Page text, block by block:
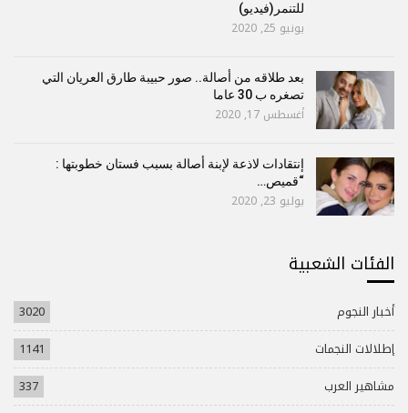
للتنمر(فيديو)
يونيو 25, 2020
بعد طلاقه من أصالة.. صور حبيبة طارق العريان التي
تصغره ب 30 عاما
أغسطس 17, 2020
إنتقادات لاذعة لإبنة أصالة بسبب فستان خطوبتها :
“قميص…
يوليو 23, 2020
الفئات الشعبية
أخبار النجوم
3020
إطلالات النجمات
1141
مشاهير العرب
337